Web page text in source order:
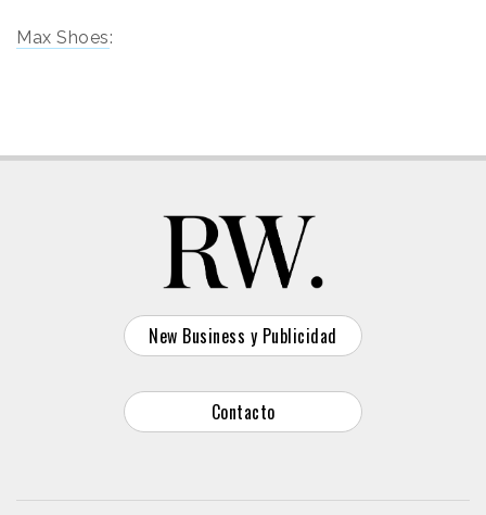
Max Shoes:
New Business y Publicidad
Contacto